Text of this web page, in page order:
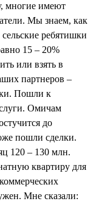
многие имеют
Мы знаем, как
сельские ребятишки
15 – 20%
или взять в
партнеров –
Пошли к
Омичам
до
пошли сделки.
120 – 130 млн.
квартиру для
Мне сказали: